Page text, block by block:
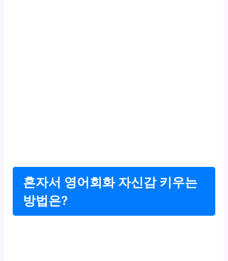
혼자서 영어회화 자신감 키우는
방법은?